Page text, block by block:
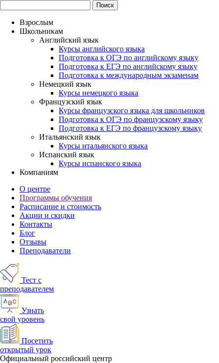
Взрослым
Школьникам
Английский язык
Курсы английского языка
Подготовка к ОГЭ по английскому языку
Подготовка к ЕГЭ по английскому языку
Подготовка к международным экзаменам
Немецкий язык
Курсы немецкого языка
Французский язык
Курсы французского языка для школьников
Подготовка к ОГЭ по французскому языку
Подготовка к ЕГЭ по французскому языку
Итальянский язык
Курсы итальянского языка
Испанский язык
Курсы испанского языка
Компаниям
О центре
Программы обучения
Расписание и стоимость
Акции и скидки
Контакты
Блог
Отзывы
Преподаватели
Тест с
преподавателем
Узнать
свой уровень
Посетить
открытый урок
Официальный российский центр